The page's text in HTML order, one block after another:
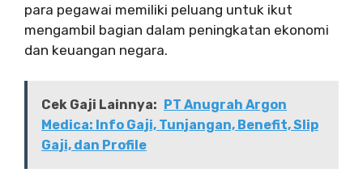
para pegawai memiliki peluang untuk ikut
mengambil bagian dalam peningkatan ekonomi
dan keuangan negara.
Cek Gaji Lainnya:
PT Anugrah Argon
Medica: Info Gaji, Tunjangan, Benefit, Slip
Gaji, dan Profile